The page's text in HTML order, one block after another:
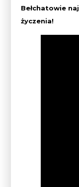
Bełchatowie
życzenia!